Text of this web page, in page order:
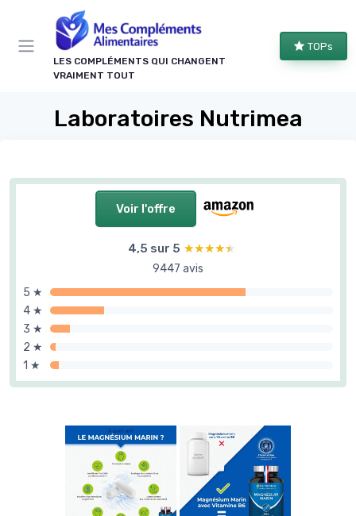
LES COMPLÉMENTS QUI CHANGENT
VRAIMENT TOUT
TOPs
Laboratoires Nutrimea
Voir l'offre
4,5 sur 5 ★★★★★
★★★★★
9447 avis
5 ★
4 ★
3 ★
2 ★
1 ★
Panneau de gestion des cookies